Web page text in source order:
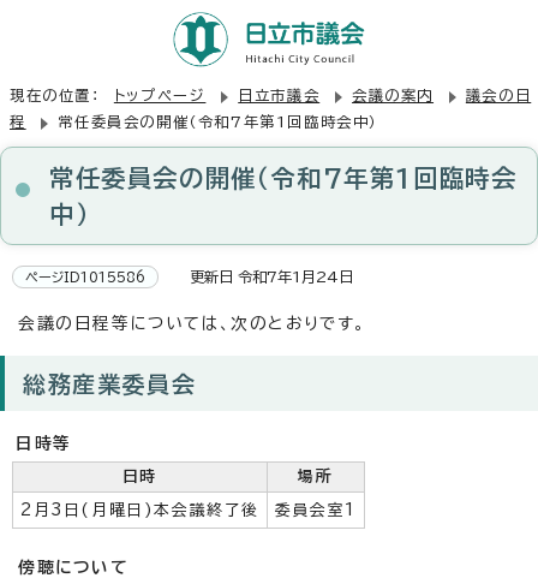
現在の位置： トップページ 日立市議会 会議の案内
議会の日
程
常任委員会の開催（令和7年第1回臨時会中）
常任委員会の開催（令和7年第1回臨時会
中）
ページID1015586 更新日 令和7年1月24日
会議の日程等については、次のとおりです。
総務産業委員会
日時等
日時 場所
2月3日(月曜日)本会議終了後 委員会室1
傍聴について